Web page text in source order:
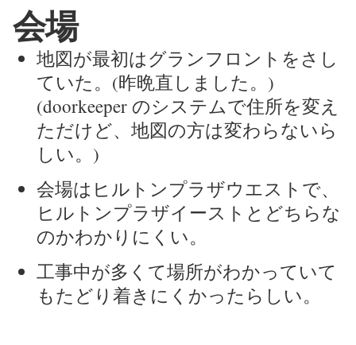
会場
地図が最初はグランフロントをさし
ていた。(昨晩直しました。)
(doorkeeper のシステムで住所を変え
ただけど、地図の方は変わらないら
しい。)
会場はヒルトンプラザウエストで、
ヒルトンプラザイーストとどちらな
のかわかりにくい。
工事中が多くて場所がわかっていて
もたどり着きにくかったらしい。